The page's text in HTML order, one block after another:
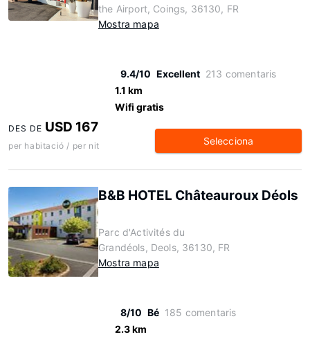
the Airport, Coings, 36130, FR
Mostra mapa
9.4/10 Excellent 213 comentaris
1.1 km
Wifi gratis
DES DE USD 167
per habitació / per nit Selecciona
B&B HOTEL Châteauroux Déols
Parc d'Activités du
Grandéols, Deols, 36130, FR
Mostra mapa
8/10 Bé 185 comentaris
2.3 km